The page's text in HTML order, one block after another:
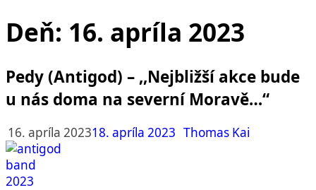
Deň: 16. apríla 2023
Pedy (Antigod) – ,,Nejbližší akce bude
u nás doma na severní Moravě…“
16. apríla 202318. apríla 2023 Thomas Kai